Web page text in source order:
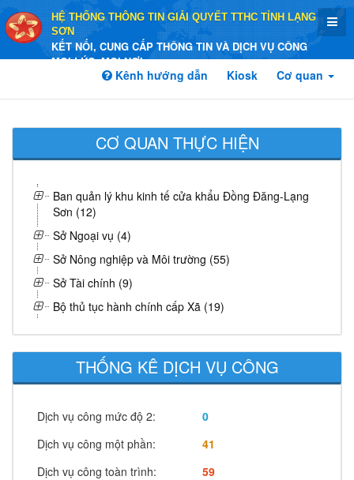
HỆ THỐNG THÔNG TIN GIẢI QUYẾT TTHC TỈNH LẠNG
SƠN
KẾT NỐI, CUNG CẤP THÔNG TIN VÀ DỊCH VỤ CÔNG
MỌI LÚC, MỌI NƠI
Kênh hướng dẫn Kiosk Cơ quan
CƠ QUAN THỰC HIỆN
Ban quản lý khu kinh tế cửa khẩu Đồng Đăng-Lạng
Sơn (12)
Sở Ngoại vụ (4)
Sở Nông nghiệp và Môi trường (55)
Sở Tài chính (9)
Bộ thủ tục hành chính cấp Xã (19)
THỐNG KÊ DỊCH VỤ CÔNG
Dịch vụ công mức độ 2:
0
Dịch vụ công một phần:
41
Dịch vụ công toàn trình:
59